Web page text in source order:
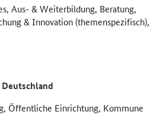
Aus- & Weiterbildung, Beratung,
& Innovation (themenspezifisch),
Öffentliche Einrichtung, Kommune